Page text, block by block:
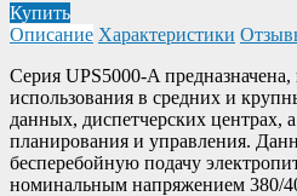
Купить
Описание Характеристики
Серия UPS5000-A
использования в средних и
данных, диспетчерских центрах,
планирования и управления.
бесперебойную подачу
номинальным напряжением 380/